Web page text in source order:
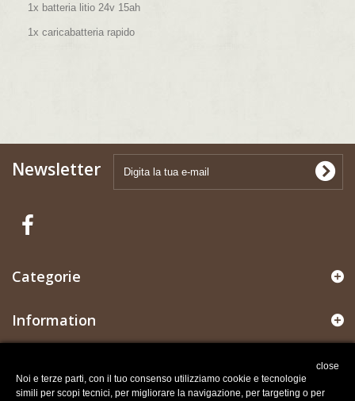
1x batteria litio 24v 15ah
1x caricabatteria rapido
Newsletter
Categorie
Information
close
Noi e terze parti, con il tuo consenso utilizziamo cookie e tecnologie
simili per scopi tecnici, per migliorare la navigazione, per targeting o per